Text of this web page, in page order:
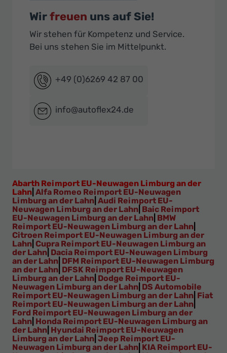
Wirfreuen uns auf Sie!
Wir stehen für Kompetenz und Service.
Bei uns stehen Sie im Mittelpunkt.
+49 (0)6269 42 87 00
info@autoflex24.de
Abarth Reimport EU-Neuwagen Limburg an der
Lahn Alfa Romeo Reimport EU-Neuwagen
Limburg an der Lahn Audi Reimport EU-
Neuwagen Limburg an der Lahn Baic Reimport
EU-Neuwagen Limburg an der Lahn BMW
Reimport EU-Neuwagen Limburg an der Lahn
Citroen Reimport EU-Neuwagen Limburg an der
Lahn Cupra Reimport EU-Neuwagen Limburg an
der Lahn Dacia Reimport EU-Neuwagen Limburg
an der Lahn DFM Reimport EU-Neuwagen Limburg
an der Lahn DFSK Reimport EU-Neuwagen
Limburg an der Lahn Dodge Reimport EU-
Neuwagen Limburg an der Lahn DS Automobile
Reimport EU-Neuwagen Limburg an der Lahn Fiat
Reimport EU-Neuwagen Limburg an der Lahn
Ford Reimport EU-Neuwagen Limburg an der
Lahn Honda Reimport EU-Neuwagen Limburg an
der Lahn Hyundai Reimport EU-Neuwagen
Limburg an der Lahn Jeep Reimport EU-
Neuwagen Limburg an der Lahn KIA Reimport EU-